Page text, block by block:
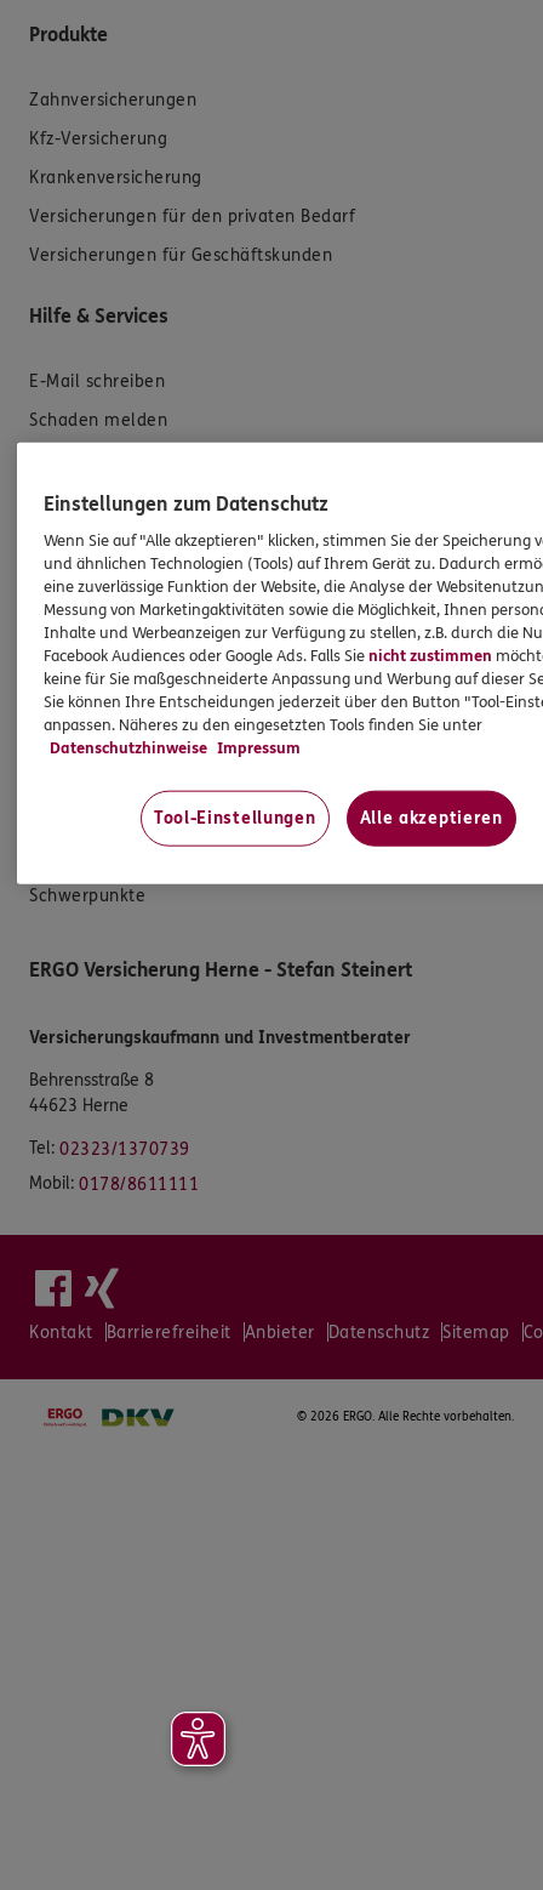
Produkte
Zahnversicherungen
Kfz-Versicherung
Krankenversicherung
Versicherungen für den privaten Bedarf
Versicherungen für Geschäftskunden
Hilfe & Services
E-Mail schreiben
Schaden melden
EU-Offenlegungsvereinbarung
Datenverarbeitung
Das könnte Sie auch interessieren
Unsere Agentur
Referenzen
Standorte
Kooperationspartner
Schwerpunkte
ERGO Versicherung Herne - Stefan Steinert
Versicherungskaufmann und Investmentberater
Behrensstraße 8
44623 Herne
Tel: 02323/1370739
Mobil: 0178/8611111
Kontakt Barrierefreiheit Anbieter Datenschutz Sitemap
© 2026 ERGO. Alle Rechte vorbehalten.
Einstellungen zum Datenschutz
Wenn Sie auf "Alle akzeptieren" klicken, stimmen Sie der Speicherung
und ähnlichen Technologien (Tools) auf Ihrem Gerät zu. Dadurch
eine zuverlässige Funktion der Website, die Analyse der
Messung von Marketingaktivitäten sowie die Möglichkeit, Ihnen
Inhalte und Werbeanzeigen zur Verfügung zu stellen, z.B. durch die
Facebook Audiences oder Google Ads. Falls Sienicht zustimmen
keine für Sie maßgeschneiderte Anpassung und Werbung auf dieser
Sie können Ihre Entscheidungen jederzeit über den Button "Tool-
anpassen. Näheres zu den eingesetzten Tools finden Sie unter
Datenschutzhinweise Impressum
Tool-Einstellungen Alle akzeptieren